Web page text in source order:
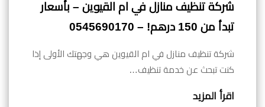
شركة تنظيف منازل في ام القيوين – بأسعار
تبدأ من 150 درهم! – 0545690170
شركة تنظيف منازل في ام القيوين هي وجهتك الأولى إذا
كنت تبحث عن خدمة تنظيف…
اقرأ المزيد